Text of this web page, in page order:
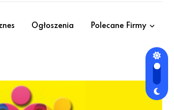
Ogłoszenia Polecane Firmy